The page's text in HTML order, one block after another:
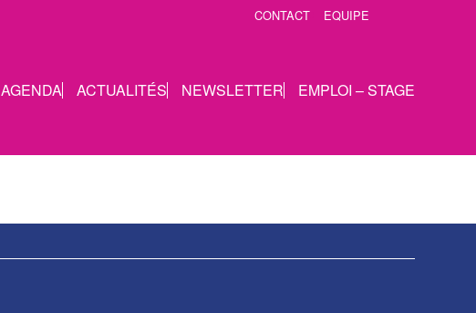
AGENDA ACTUALITÉS NEWSLETTER EMPLOI – STAGE
CONTACT EQUIPE